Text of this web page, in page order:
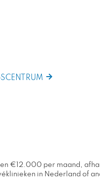
€12.000 per maand,
in Nederland of